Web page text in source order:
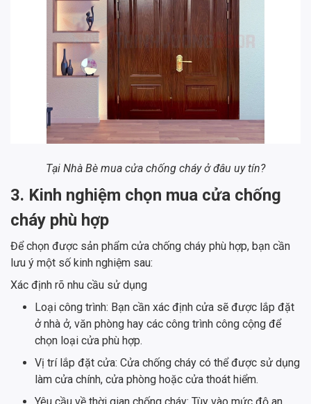
Tại Nhà Bè mua cửa chống cháy ở đâu uy tín?
3. Kinh nghiệm chọn mua cửa chống
cháy phù hợp
Để chọn được sản phẩm cửa chống cháy phù hợp, bạn cần
lưu ý một số kinh nghiệm sau:
Xác định rõ nhu cầu sử dụng
Loại công trình: Bạn cần xác định cửa sẽ được lắp đặt
ở nhà ở, văn phòng hay các công trình công cộng để
chọn loại cửa phù hợp.
Vị trí lắp đặt cửa: Cửa chống cháy có thể được sử dụng
làm cửa chính, cửa phòng hoặc cửa thoát hiểm.
Yêu cầu về thời gian chống cháy: Tùy vào mức độ an